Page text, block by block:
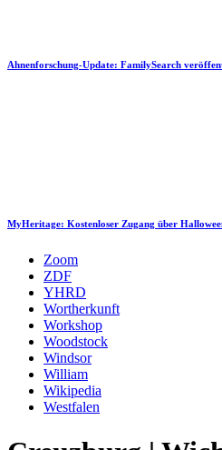
Ahnenforschung-Update: FamilySearch
MyHeritage: Kostenloser Zugang über
Zoom
ZDF
YHRD
Wortherkunft
Workshop
Woodstock
Windsor
William
Wikipedia
Westfalen